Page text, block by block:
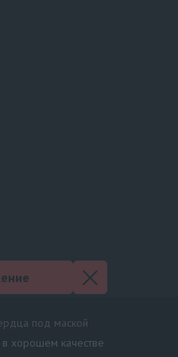
под маской
в хорошем качестве